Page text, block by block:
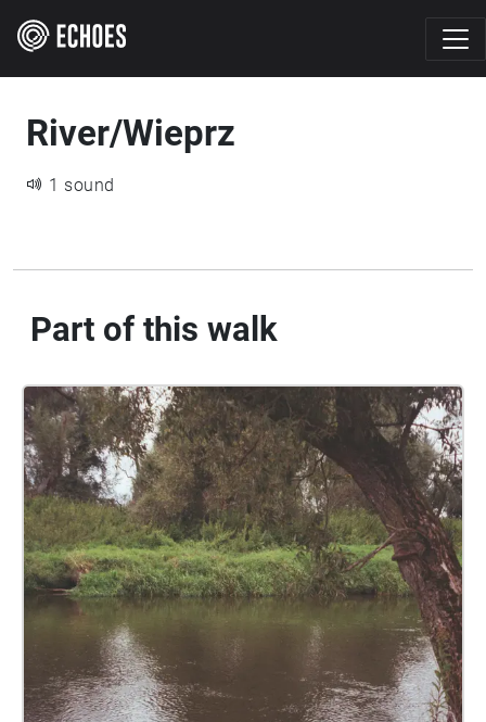
River/Wieprz
1 sound
Part of this walk